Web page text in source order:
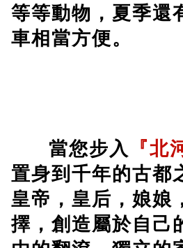
等等動物，夏季還
車相當方便。
當您步入
『北
置身到千年的古都
皇帝，皇后，娘娘
擇，創造屬於自己